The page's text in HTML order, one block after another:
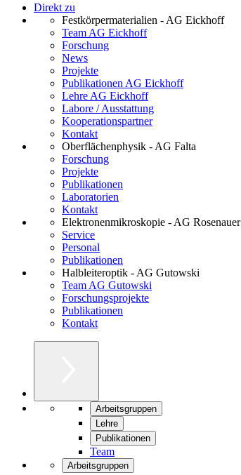
Direkt zu
Festkörpermaterialien - AG Eickhoff
Team AG Eickhoff
Forschung
News
Projekte
Publikationen AG Eickhoff
Lehre AG Eickhoff
Labore / Ausstattung
Kooperationspartner
Kontakt
Oberflächenphysik - AG Falta
Forschung
Projekte
Publikationen
Laboratorien
Kontakt
Elektronenmikroskopie - AG Rosenauer
Service
Personal
Publikationen
Halbleiteroptik - AG Gutowski
Team AG Gutowski
Forschungsprojekte
Publikationen
Kontakt
Arbeitsgruppen
Lehre
Publikationen
Team
Arbeitsgruppen